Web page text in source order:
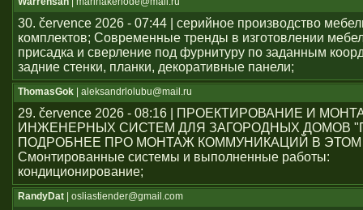
30. července 2026 - 07:44 | серийное производство
комплектов; Современные тренды в изготовлении
присадка и сверление под фурнитуру по заданным
задние стенки, планки, декоративные панели;
ThomasGok | aleksandrlolubu@mail.ru
29. července 2026 - 08:16 | ПРОЕКТИРОВАНИЕ И
ИНЖЕНЕРНЫХ СИСТЕМ ДЛЯ ЗАГОРОДНЫХ ДОМОВ
ПОДРОБНЕЕ ПРО МОНТАЖ КОММУНИКАЦИЙ В
Смонтированные системы и выполненные работы:
кондиционирование;
RandyDat | osliastiender@gmail.com